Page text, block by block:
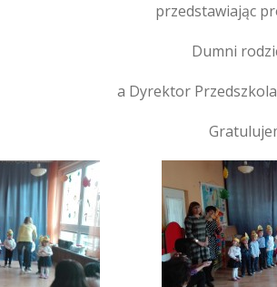
przedstawiając
Dumni
a Dyrektor